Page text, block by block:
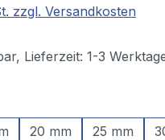
zzgl. Versandkosten
Lieferzeit: 1-3
20 mm 25 mm